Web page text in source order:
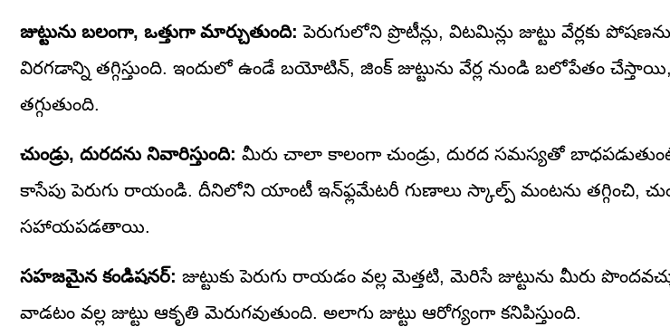
జుట్టును బలంగా, ఒత్తుగా మార్చుతుంది: పెరుగులోని ప్రొటీన్లు, విటమిన్లు జుట్టు వేర్లకు
విరగడాన్ని తగ్గిస్తుంది. ఇందులో ఉండే బయోటిన్, జింక్ జుట్టును వేర్ల నుండి బలోపేతం చేస్తాయి,
తగ్గుతుంది.
చుండ్రు, దురదను నివారిస్తుంది: మీరు చాలా కాలంగా చుండ్రు, దురద సమస్యతో
కాసేపు పెరుగు రాయండి. దీనిలోని యాంటీ ఇన్‌ఫ్లమేటరీ గుణాలు స్కాల్ప్ మంటను తగ్గించి,
సహాయపడతాయి.
సహజమైన కండిషనర్: జుట్టుకు పెరుగు రాయడం వల్ల మెత్తటి, మెరిసే జుట్టును మీరు
వాడటం వల్ల జుట్టు ఆకృతి మెరుగవుతుంది. అలాగు జుట్టు ఆరోగ్యంగా కనిపిస్తుంది.